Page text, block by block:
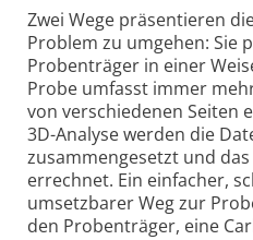
Zwei Wege präsentieren
Problem zu umgehen: Sie
Probenträger in einer
Probe umfasst immer
von verschiedenen Seiten
3D-Analyse werden die
zusammengesetzt und
errechnet. Ein einfacher,
umsetzbarer Weg zur
den Probenträger, eine